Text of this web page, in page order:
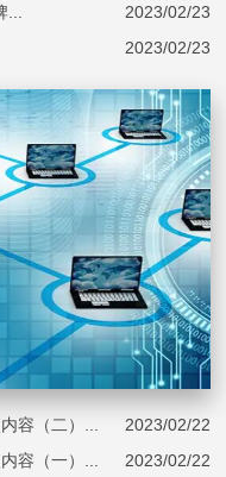
2023/02/23
2023/02/23
2023/02/22
容（二）...
2023/02/22
容（一）...